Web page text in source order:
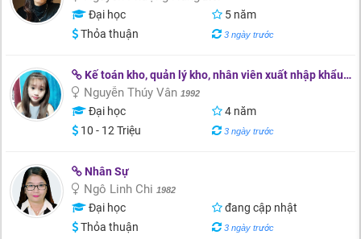
Đại học
5 năm
Thỏa thuận
3 ngày trước
Kế toán kho, quản lý kho, nhân viên xuất nhập khẩu, thư ký
Nguyễn Thúy Vân 1992
Đại học
4 năm
10 - 12 Triệu
3 ngày trước
Nhân Sự
Ngô Linh Chi 1982
Đại học
đang cập nhật
Thỏa thuận
3 ngày trước